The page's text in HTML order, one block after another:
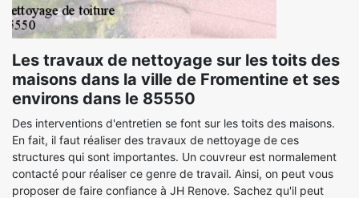
Les travaux de nettoyage sur les toits des
maisons dans la ville de Fromentine et ses
environs dans le 85550
Des interventions d'entretien se font sur les toits des maisons.
En fait, il faut réaliser des travaux de nettoyage de ces
structures qui sont importantes. Un couvreur est normalement
contacté pour réaliser ce genre de travail. Ainsi, on peut vous
proposer de faire confiance à JH Renove. Sachez qu'il peut